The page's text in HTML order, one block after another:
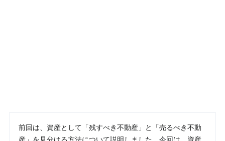
前回は、資産として「残すべき不動産」と「売るべき不動